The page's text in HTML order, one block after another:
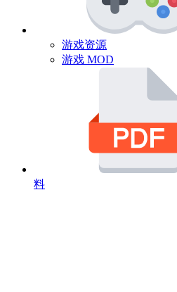
游戏资源
游戏 MOD
料